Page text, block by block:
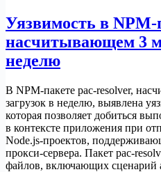
Уязвимость в NPM-
насчитывающем 3
неделю
В NPM-пакете pac-resolver,
загрузок в неделю, выявлена
которая позволяет добиться
в контексте приложения при
Node.js-проектов,
прокси-сервера. Пакет pac-
файлов, включающих сценарий